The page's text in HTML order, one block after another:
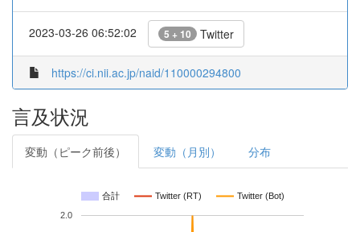
2023-03-26 06:52:02 5 + 10 Twitter
https://ci.nii.ac.jp/naid/110000294800
言及状況
変動（ピーク前後） 変動（月別） 分布
合計 Twitter (RT) Twitter (Bot)
2.0